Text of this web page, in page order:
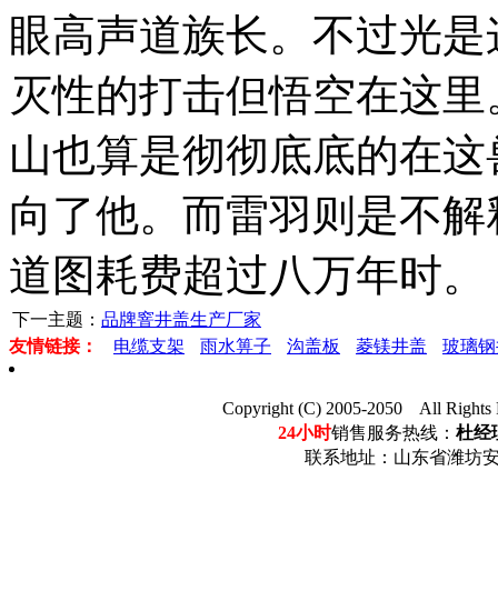
眼高声道族长。不过光
灭性的打击但悟空在这
山也算是彻彻底底的在
向了他。而雷羽则是不
道图耗费超过八万年时。
下一主题： 品牌窨井盖生产厂家
友情链接：
电缆支架 雨水箅子 沟盖板 菱镁井盖 玻璃
Copyright (C) 2005-2050 All
24小时销售服务热线： 杜经
联系地址：山东省潍坊